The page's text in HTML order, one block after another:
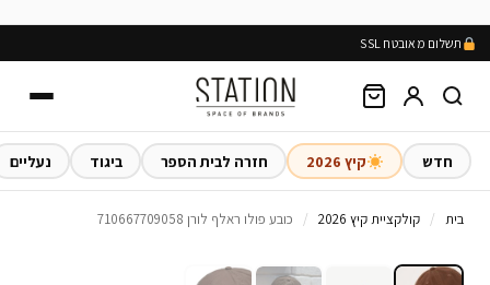
תשלום מאובטח SSL
חדש קיץ 2026 חזרה לבית הספר ביגוד נעליים
בית / קולקציית קיץ 2026 / כובע פולו ראלף לורן 710667709058